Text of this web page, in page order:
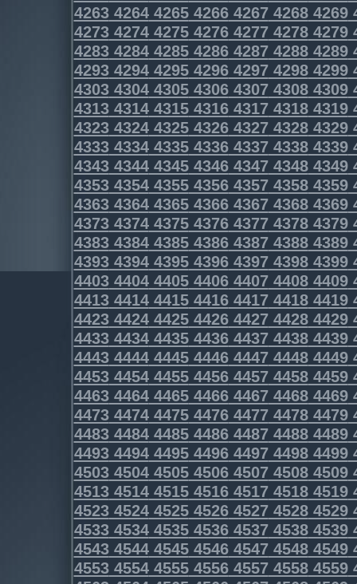
4263426442654266426742684269
4273427442754276427742784279
4283428442854286428742884289
4293429442954296429742984299
4303430443054306430743084309
4313431443154316431743184319
4323432443254326432743284329
4333433443354336433743384339
4343434443454346434743484349
4353435443554356435743584359
4363436443654366436743684369
4373437443754376437743784379
4383438443854386438743884389
4393439443954396439743984399
4403440444054406440744084409
4413441444154416441744184419
4423442444254426442744284429
4433443444354436443744384439
4443444444454446444744484449
4453445444554456445744584459
4463446444654466446744684469
4473447444754476447744784479
4483448444854486448744884489
4493449444954496449744984499
4503450445054506450745084509
4513451445154516451745184519
4523452445254526452745284529
4533453445354536453745384539
4543454445454546454745484549
4553455445554556455745584559